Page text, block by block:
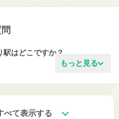
駅はどこですか？
もっと見る
べて表示する